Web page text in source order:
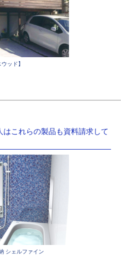
ッド】
これらの製品も資料請求して
シェルファイン